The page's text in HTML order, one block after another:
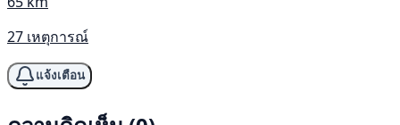
27 เหตุการณ์
แจ้งเตือน